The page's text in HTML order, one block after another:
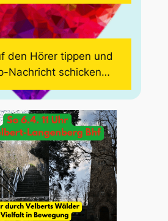
den Hörer tippen und
Nachricht schicken…